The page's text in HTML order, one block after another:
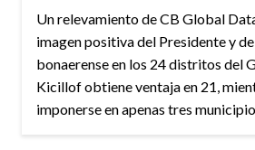
Un relevamiento de CB Global
imagen positiva del Presidente y
bonaerense en los 24 distritos del
Kicillof obtiene ventaja en 21,
imponerse en apenas tres